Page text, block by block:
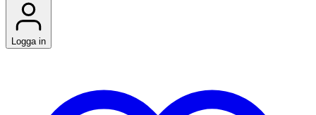
Logga in